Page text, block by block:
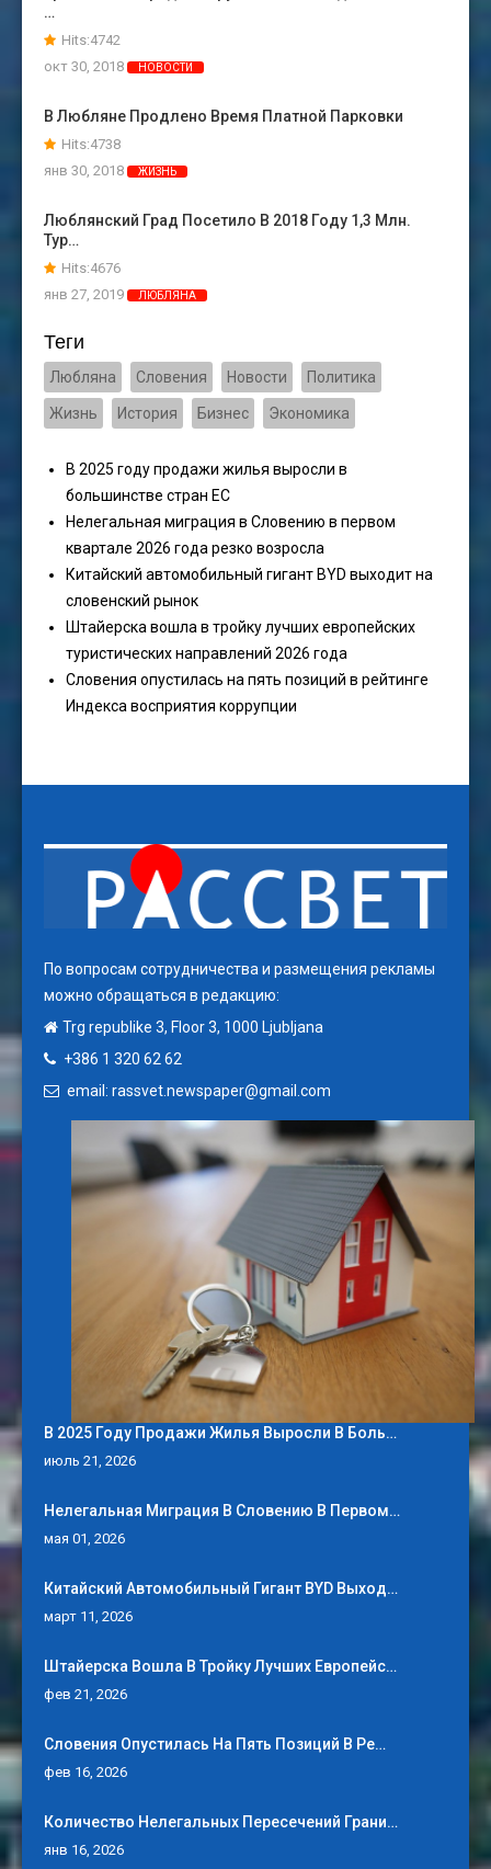
…
Hits:4742
окт 30, 2018
НОВОСТИ
В Любляне Продлено Время Платной Парковки
Hits:4738
янв 30, 2018
ЖИЗНЬ
Люблянский Град Посетило В 2018 Году 1,3 Млн.
Тур…
Hits:4676
янв 27, 2019
ЛЮБЛЯНА
Теги
Любляна Словения Новости Политика
Жизнь История Бизнес Экономика
В 2025 году продажи жилья выросли в
большинстве стран ЕС
Нелегальная миграция в Словению в первом
квартале 2026 года резко возросла
Китайский автомобильный гигант BYD выходит на
словенский рынок
Штайерска вошла в тройку лучших европейских
туристических направлений 2026 года
Словения опустилась на пять позиций в рейтинге
Индекса восприятия коррупции
По вопросам сотрудничества и размещения рекламы
можно обращаться в редакцию:
Trg republike 3, Floor 3, 1000 Ljubljana
+386 1 320 62 62
email: rassvet.newspaper@gmail.com
В 2025 Году Продажи Жилья Выросли В Боль…
июль 21, 2026
Нелегальная Миграция В Словению В Первом…
мая 01, 2026
Китайский Автомобильный Гигант BYD Выход…
март 11, 2026
Штайерска Вошла В Тройку Лучших Европейс…
фев 21, 2026
Словения Опустилась На Пять Позиций В Ре…
фев 16, 2026
Количество Нелегальных Пересечений Грани…
янв 16, 2026